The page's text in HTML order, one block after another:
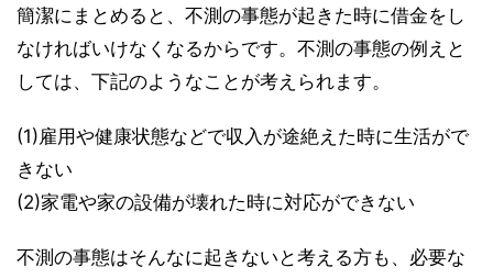
簡潔にまとめると、不測の事態が起きた時に借金をし
なければいけなくなるからです。不測の事態の例えと
しては、下記のようなことが考えられます。
(1)雇用や健康状態などで収入が途絶えた時に生活がで
きない
(2)家電や家の設備が壊れた時に対応ができない
不測の事態はそんなに起きないと考える方も、必要な